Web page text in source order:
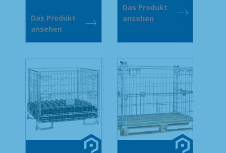
Das Produkt
ansehen
Das Produkt
ansehen